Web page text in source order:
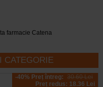
farmacie Catena
CATEGORIE
-40% Preț întreg: 30.60 Lei
Preț redus: 18.36 Lei